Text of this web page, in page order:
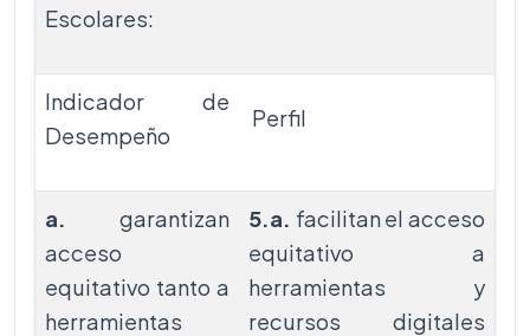
Escolares:
Indicador de
Desempeño
Perfil
a. garantizan
acceso
equitativo tanto a
herramientas
5.a. facilitan el acceso
equitativo a
herramientas y
recursos digitales